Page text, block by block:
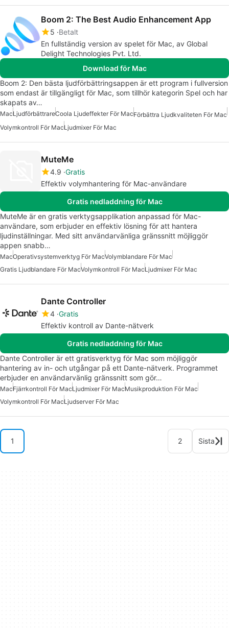
Boom 2: The Best Audio Enhancement App
5 Betalt
En fullständig version av spelet för Mac, av Global
Delight Technologies Pvt. Ltd.
Download för Mac
Boom 2: Den bästa ljudförbättringsappen är ett program i fullversion
som endast är tillgängligt för Mac, som tillhör kategorin Spel och har
skapats av…
MacLjudförbättrareCoola Ljudeffekter För MacFörbättra Ljudkvaliteten För Mac
Volymkontroll För MacLjudmixer För Mac
MuteMe
4.9 Gratis
Effektiv volymhantering för Mac-användare
Gratis nedladdning för Mac
MuteMe är en gratis verktygsapplikation anpassad för Mac-
användare, som erbjuder en effektiv lösning för att hantera
ljudinställningar. Med sitt användarvänliga gränssnitt möjliggör
appen snabb…
MacOperativsystemverktyg För MacVolymblandare För Mac
Gratis Ljudblandare För MacVolymkontroll För MacLjudmixer För Mac
Dante Controller
4 Gratis
Effektiv kontroll av Dante-nätverk
Gratis nedladdning för Mac
Dante Controller är ett gratisverktyg för Mac som möjliggör
hantering av in- och utgångar på ett Dante-nätverk. Programmet
erbjuder en användarvänlig gränssnitt som gör…
MacFjärrkontroll För MacLjudmixer För MacMusikproduktion För Mac
Volymkontroll För MacLjudserver För Mac
1 2 Sista